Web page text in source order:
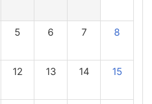
5 6 7 8
12 13 14 15